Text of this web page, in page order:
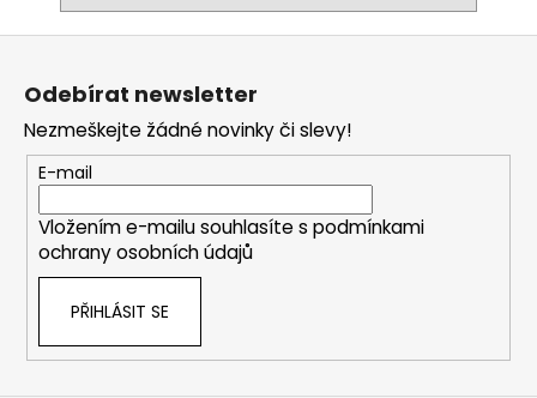
Odebírat newsletter
Nezmeškejte žádné novinky či slevy!
E-mail
Vložením e-mailu souhlasíte s podmínkami
ochrany osobních údajů
PŘIHLÁSIT SE